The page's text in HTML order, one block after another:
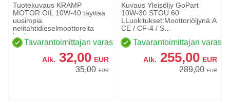
Tuotekuvaus KRAMP
MOTOR OIL 10W-40 täyttää
uusimpia
nelitahtidieselmoottoreita
koske...
Tavarantoimittajan varastossa
Alk. 32,00 EUR
35,00 EUR
Kuvaus Yleisöljy GoPart
10W-30 STOU 60
LLuokitukset:Moottoriöljynä:API
CE / CF-4 / S...
Tavarantoimittajan
Alk. 255,00 EUR
289,00 EUR